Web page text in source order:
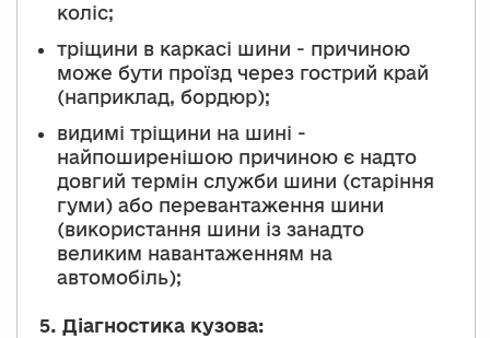
коліс;
тріщини в каркасі шини - причиною
може бути проїзд через гострий край
(наприклад, бордюр);
видимі тріщини на шині -
найпоширенішою причиною є надто
довгий термін служби шини (старіння
гуми) або перевантаження шини
(використання шини із занадто
великим навантаженням на
автомобіль);
5. Діагностика кузова: